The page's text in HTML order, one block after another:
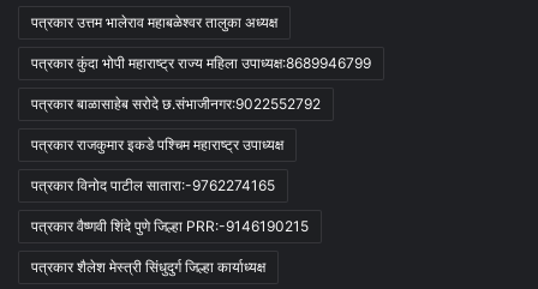
पत्रकार उत्तम भालेराव महाबळेश्वर तालुका अध्यक्ष
पत्रकार कुंदा भोपी महाराष्ट्र राज्य महिला उपाध्यक्ष:8689946799
पत्रकार बाळासाहेब सरोदे छ.संभाजीनगर:9022552792
पत्रकार राजकुमार इकडे पश्चिम महाराष्ट्र उपाध्यक्ष
पत्रकार विनोद पाटील सातारा:-9762274165
पत्रकार वैष्णवी शिंदे पुणे जिल्हा PRR:-9146190215
पत्रकार शैलेश मेस्त्री सिंधुदुर्ग जिल्हा कार्याध्यक्ष